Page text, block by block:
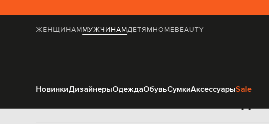
ЖЕНЩИНАММУЖЧИНАМДЕТЯМHOMEBEAUTY
НовинкиДизайнерыОдеждаОбувьСумкиАксессуарыSale